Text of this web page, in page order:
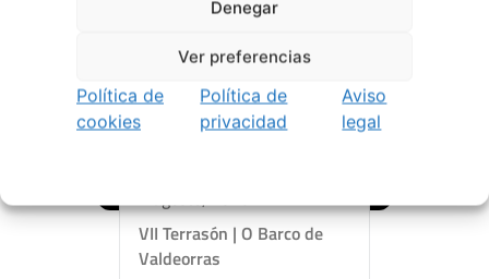
Denegar
Ver preferencias
Política de
cookies
Política de
privacidad
Aviso
legal
2 agosto, 2026
VII Terrasón | O Barco de
Valdeorras